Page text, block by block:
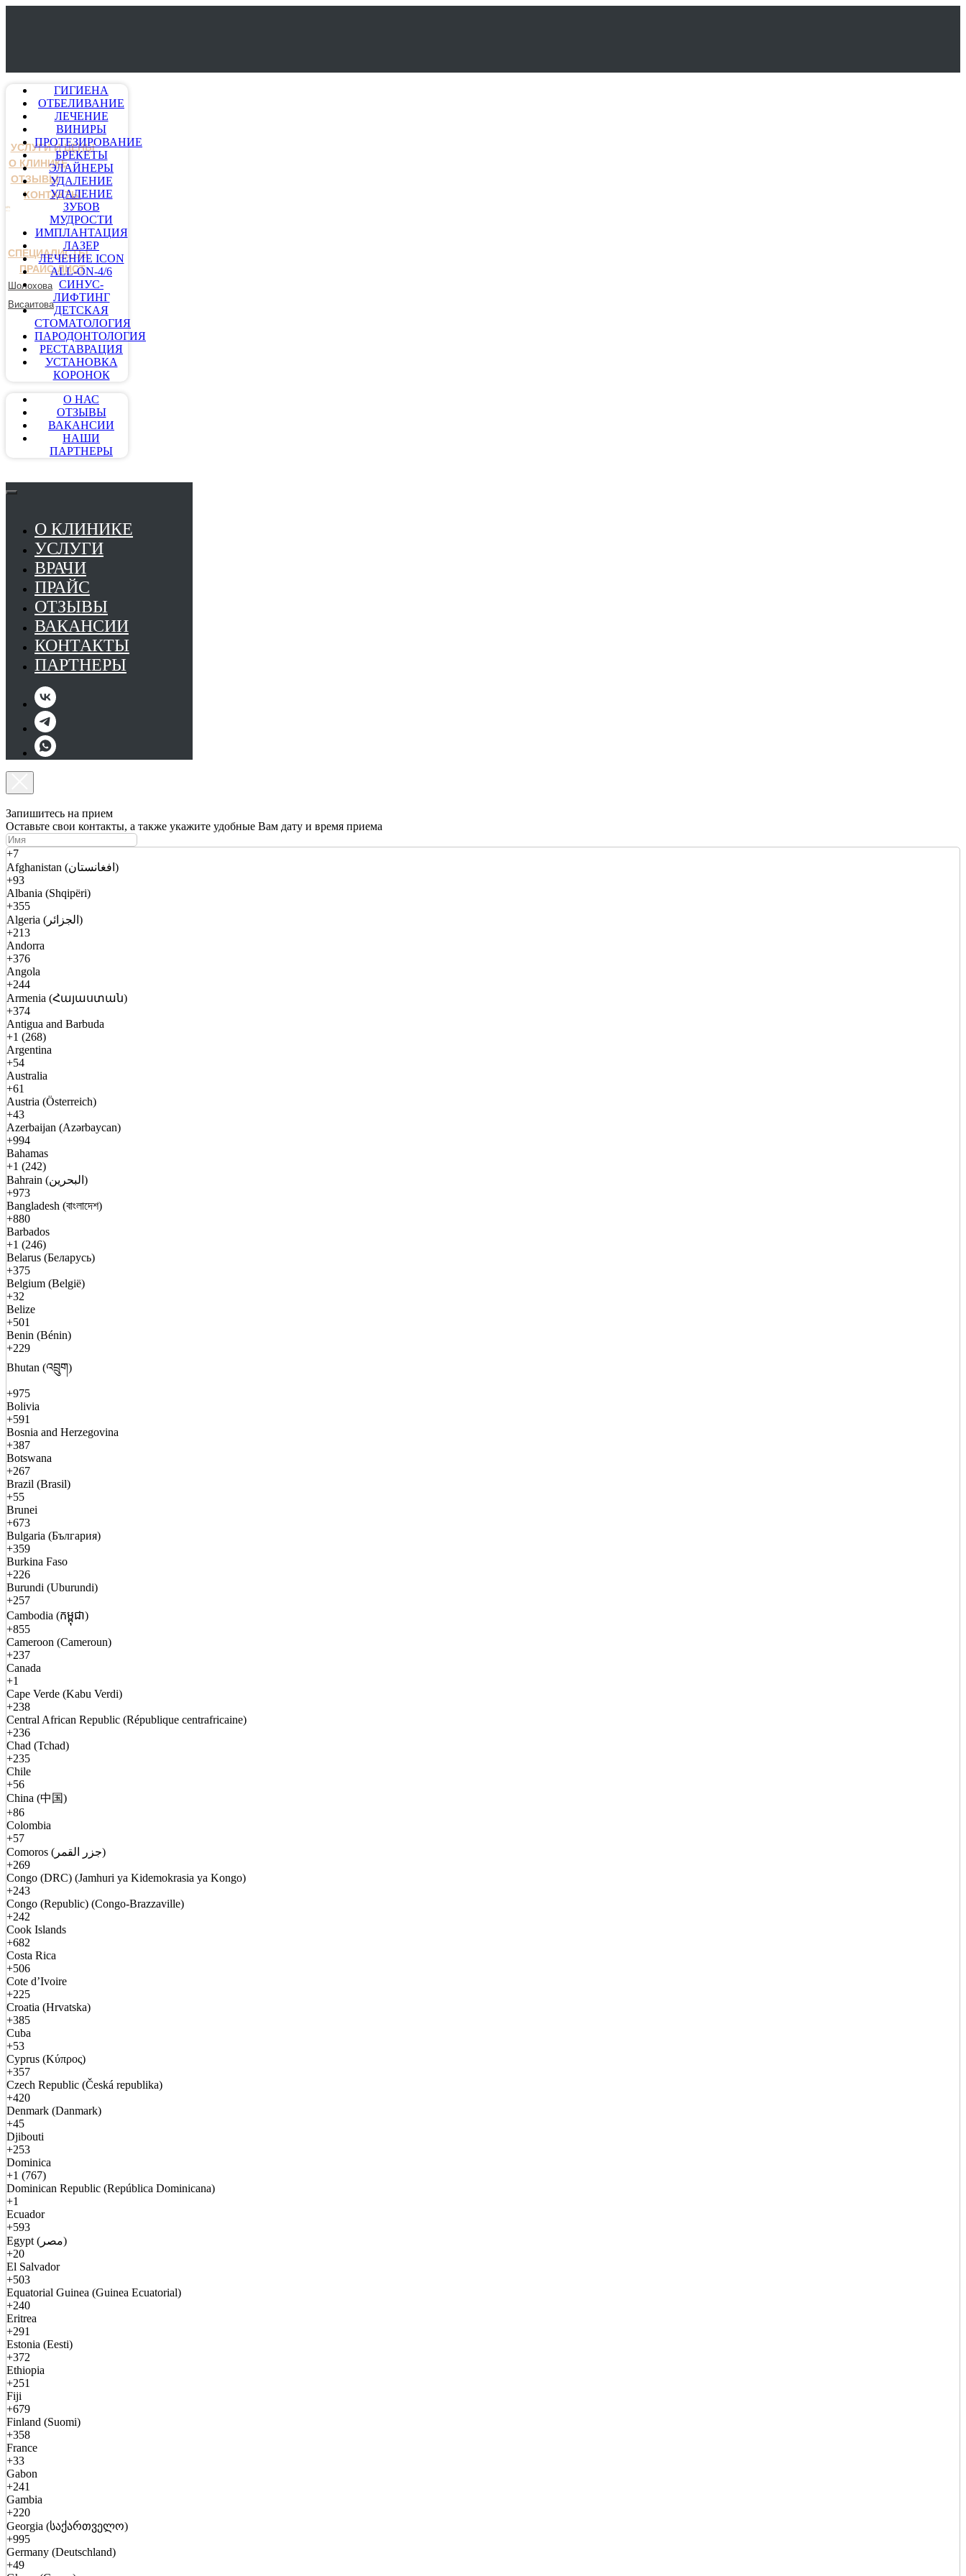
УСЛУГИ И ЦЕНЫ
О КЛИНИКЕ
ОТЗЫВЫ
КОНТАКТЫ
СПЕЦИАЛИСТЫ
ПРАЙС-ЛИСТ
Шолохова
Висаитова
ГИГИЕНА
ОТБЕЛИВАНИЕ
ЛЕЧЕНИЕ
ВИНИРЫ
ПРОТЕЗИРОВАНИЕ
БРЕКЕТЫ
ЭЛАЙНЕРЫ
УДАЛЕНИЕ
УДАЛЕНИЕ
ЗУБОВ
МУДРОСТИ
ИМПЛАНТАЦИЯ
ЛАЗЕР
ЛЕЧЕНИЕ ICON
ALL-ON-4/6
СИНУС-
ЛИФТИНГ
ДЕТСКАЯ
СТОМАТОЛОГИЯ
ПАРОДОНТОЛОГИЯ
РЕСТАВРАЦИЯ
УСТАНОВКА
КОРОНОК
О НАС
ОТЗЫВЫ
ВАКАНСИИ
НАШИ
ПАРТНЕРЫ
О КЛИНИКЕ
УСЛУГИ
ВРАЧИ
ПРАЙС
ОТЗЫВЫ
ВАКАНСИИ
КОНТАКТЫ
ПАРТНЕРЫ
Запишитесь на прием
Оставьте свои контакты, а также укажите удобные Вам дату и время приема
+7
Afghanistan (افغانستان)
+93
Albania (Shqipëri)
+355
Algeria (الجزائر)
+213
Andorra
+376
Angola
+244
Armenia (Հայաստան)
+374
Antigua and Barbuda
+1 (268)
Argentina
+54
Australia
+61
Austria (Österreich)
+43
Azerbaijan (Azərbaycan)
+994
Bahamas
+1 (242)
Bahrain (البحرين)
+973
Bangladesh (বাংলাদেশ)
+880
Barbados
+1 (246)
Belarus (Беларусь)
+375
Belgium (België)
+32
Belize
+501
Benin (Bénin)
+229
Bhutan (འབྲུག)
+975
Bolivia
+591
Bosnia and Herzegovina
+387
Botswana
+267
Brazil (Brasil)
+55
Brunei
+673
Bulgaria (България)
+359
Burkina Faso
+226
Burundi (Uburundi)
+257
Cambodia (កម្ពុជា)
+855
Cameroon (Cameroun)
+237
Canada
+1
Cape Verde (Kabu Verdi)
+238
Central African Republic (République centrafricaine)
+236
Chad (Tchad)
+235
Chile
+56
China (中国)
+86
Colombia
+57
Comoros (جزر القمر)
+269
Congo (DRC) (Jamhuri ya Kidemokrasia ya Kongo)
+243
Congo (Republic) (Congo-Brazzaville)
+242
Cook Islands
+682
Costa Rica
+506
Cote d’Ivoire
+225
Croatia (Hrvatska)
+385
Cuba
+53
Cyprus (Κύπρος)
+357
Czech Republic (Česká republika)
+420
Denmark (Danmark)
+45
Djibouti
+253
Dominica
+1 (767)
Dominican Republic (República Dominicana)
+1
Ecuador
+593
Egypt (مصر)
+20
El Salvador
+503
Equatorial Guinea (Guinea Ecuatorial)
+240
Eritrea
+291
Estonia (Eesti)
+372
Ethiopia
+251
Fiji
+679
Finland (Suomi)
+358
France
+33
Gabon
+241
Gambia
+220
Georgia (საქართველო)
+995
Germany (Deutschland)
+49